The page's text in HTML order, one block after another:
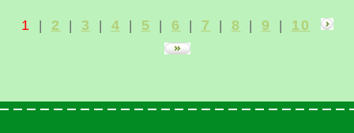
1 | 2 | 3 | 4 | 5 | 6 | 7 | 8 | 9 | 10